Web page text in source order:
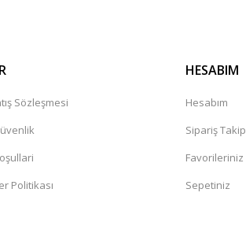
Sözleşmesi
Politikası
HESABIM
Hesabım
Sipariş Takip
Favorileriniz
Sepetiniz